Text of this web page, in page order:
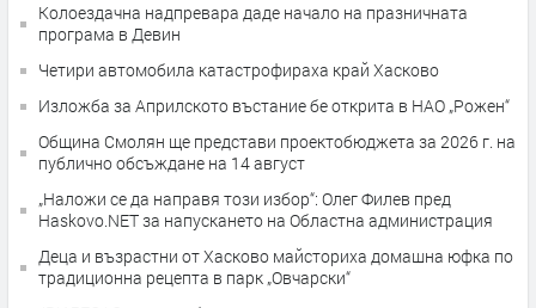
Колоездачна надпревара даде начало на празничната
програма в Девин
Четири автомобила катастрофираха край Хасково
Изложба за Априлското въстание бе открита в НАО „Рожен“
Община Смолян ще представи проектобюджета за 2026 г. на
публично обсъждане на 14 август
„Наложи се да направя този избор“: Олег Филев пред
Haskovo.NET за напускането на Областна администрация
Деца и възрастни от Хасково майсториха домашна юфка по
традиционна рецепта в парк „Овчарски“